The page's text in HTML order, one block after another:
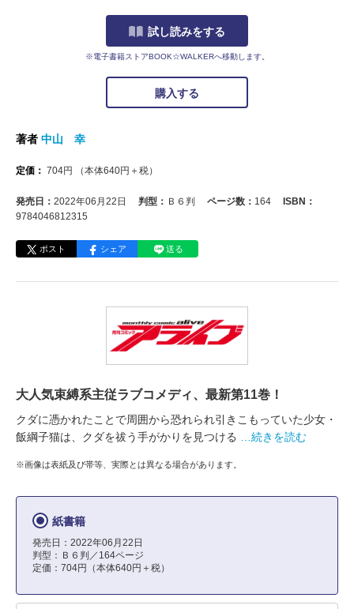
試し読みをする
※電子書籍ストアBOOK☆WALKERへ移動します。
購入する
著者 中山 幸
定価： 704円 （本体640円＋税）
発売日： 2022年06月22日 判型： Ｂ６判 ページ数： 164
ISBN：
9784046812315
ポスト シェア 送る
大人気束縛系主従ラブコメディ、最新第11巻！
クダに憑かれたことで周囲から恐れられ引きこもっていた少女・
飯綱子猫は、クダを祓う手がかりを見つける
…続きを読む
※画像は表紙及び帯等、実際とは異なる場合があります。
紙書籍
発売日：2022年06月22日
判型：Ｂ６判／164ページ
定価：704円（本体640円＋税）